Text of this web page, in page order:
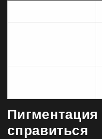
Пигментация
справиться